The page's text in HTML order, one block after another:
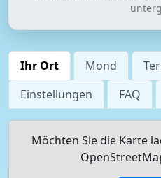
Ihr Ort Mond
Einstellungen
FAQ
Möchten Sie die Karte